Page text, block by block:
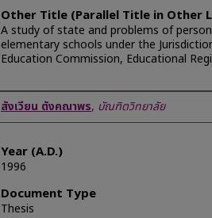
Other Title (Parallel Title in Other
A study of state and problems of
elementary schools under the
Education Commission, Educational
Author
สังเวียน ตังคณาพร, บัณฑิตวิทยาลัย
Year (A.D.)
1996
Document Type
Thesis